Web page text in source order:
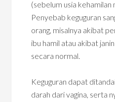
(sebelum usia kehamilan
Penyebab keguguran
orang, misalnya akibat
ibu hamil atau akibat
secara normal.
Keguguran dapat
darah dari vagina, serta